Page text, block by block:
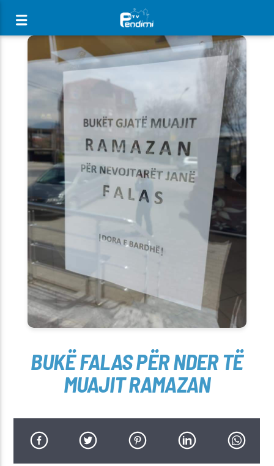
[There are no radio stations in the database]
BUKË FALAS PËR NDER TË
MUAJIT RAMAZAN